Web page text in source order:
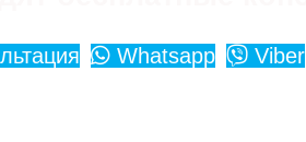
Whatsapp Viber